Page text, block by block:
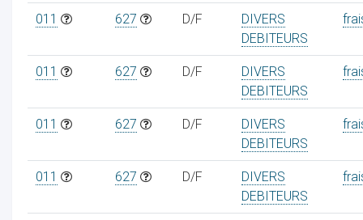
011 627 D/F
DIVERS
DEBITEURS
011 627 D/F
DIVERS
DEBITEURS
011 627 D/F
DIVERS
DEBITEURS
011 627 D/F
DIVERS
DEBITEURS